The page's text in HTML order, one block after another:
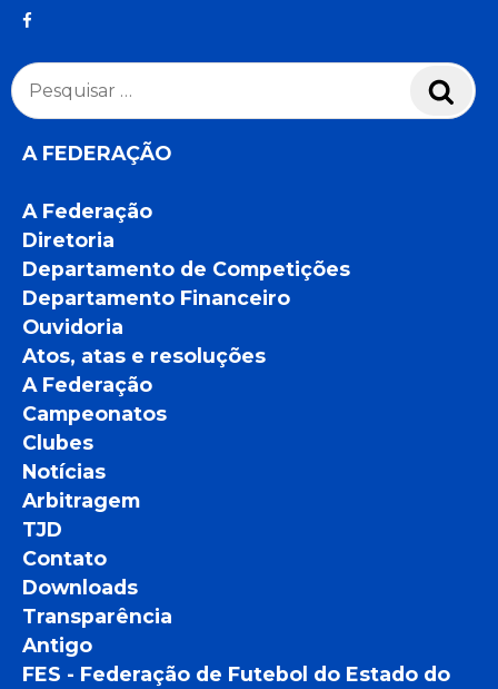
Pesquisar
por:
A FEDERAÇÃO
A Federação
Diretoria
Departamento de Competições
Departamento Financeiro
Ouvidoria
Atos, atas e resoluções
A Federação
Campeonatos
Clubes
Notícias
Arbitragem
TJD
Contato
Downloads
Transparência
Antigo
FES - Federação de Futebol do Estado do